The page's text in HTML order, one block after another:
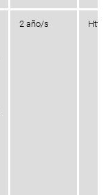
2 año/s Http